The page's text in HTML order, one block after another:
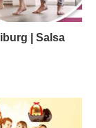
| Salsa